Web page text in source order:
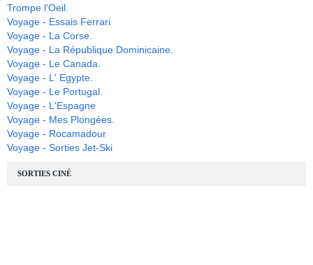
Trompe l'Oeil.
Voyage - Essais Ferrari
Voyage - La Corse.
Voyage - La République Dominicaine.
Voyage - Le Canada.
Voyage - L' Egypte.
Voyage - Le Portugal.
Voyage - L'Espagne
Voyage - Mes Plongées.
Voyage - Rocamadour
Voyage - Sorties Jet-Ski
SORTIES CINÉ